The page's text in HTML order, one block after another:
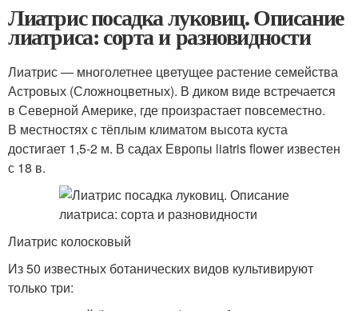
Лиатрис посадка луковиц. Описание
лиатриса: сорта и разновидности
Лиатрис — многолетнее цветущее растение семейства
Астровых (Сложноцветных). В диком виде встречается
в Северной Америке, где произрастает повсеместно.
В местностях с тёплым климатом высота куста
достигает 1,5-2 м. В садах Европы liatris flower известен
с 18 в.
Лиатрис колосковый
Из 50 известных ботанических видов культивируют
только три: